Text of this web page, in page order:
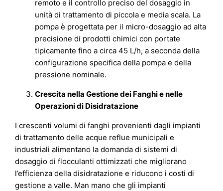
remoto e il controllo preciso del dosaggio in
unità di trattamento di piccola e media scala. La
pompa è progettata per il micro-dosaggio ad alta
precisione di prodotti chimici con portate
tipicamente fino a circa 45 L/h, a seconda della
configurazione specifica della pompa e della
pressione nominale.
Crescita nella Gestione dei Fanghi e nelle
Operazioni di Disidratazione
I crescenti volumi di fanghi provenienti dagli impianti
di trattamento delle acque reflue municipali e
industriali alimentano la domanda di sistemi di
dosaggio di flocculanti ottimizzati che migliorano
l’efficienza della disidratazione e riducono i costi di
gestione a valle. Man mano che gli impianti